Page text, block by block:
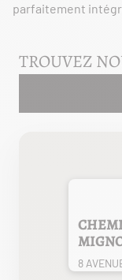
parfaitement
TROUVEZ
8